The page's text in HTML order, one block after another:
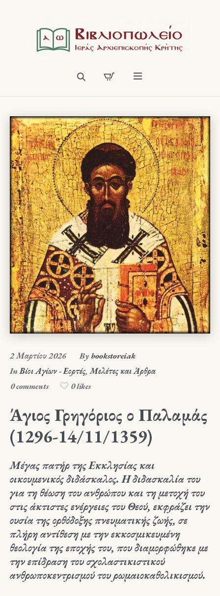
2 Μαρτίου 2026 By bookstoreiak
InΒίοι Αγίων - Εορτές,Μελέτες και Άρθρα
0 comments 0 likes
Άγιος Γρηγόριος ο Παλαμάς
(1296-14/11/1359)
Μέγας πατήρ της Εκκλησίας και
οικουμενικός διδάσκαλος. Η διδασκαλία του
για τη θέωση του ανθρώπου και τη μετοχή του
στις άκτιστες ενέργειες του Θεού, εκφράζει την
ουσία της ορθόδοξης πνευματικής ζωής, σε
πλήρη αντίθεση με την εκκοσμικευμένη
θεολογία της εποχής του, που διαμορφώθηκε με
την επίδραση του σχολαστικιστικού
ανθρωποκεντρισμού του ρωμαιοκαθολικισμού.